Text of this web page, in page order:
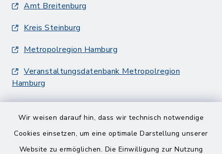
Wir weisen darauf hin, dass wir technisch notwendige
Cookies einsetzen, um eine optimale Darstellung unserer
Website zu ermöglichen. Die Einwilligung zur Nutzung
Amt Breitenburg
Kreis Steinburg
Metropolregion Hamburg
Veranstaltungsdatenbank Metropolregion
Hamburg